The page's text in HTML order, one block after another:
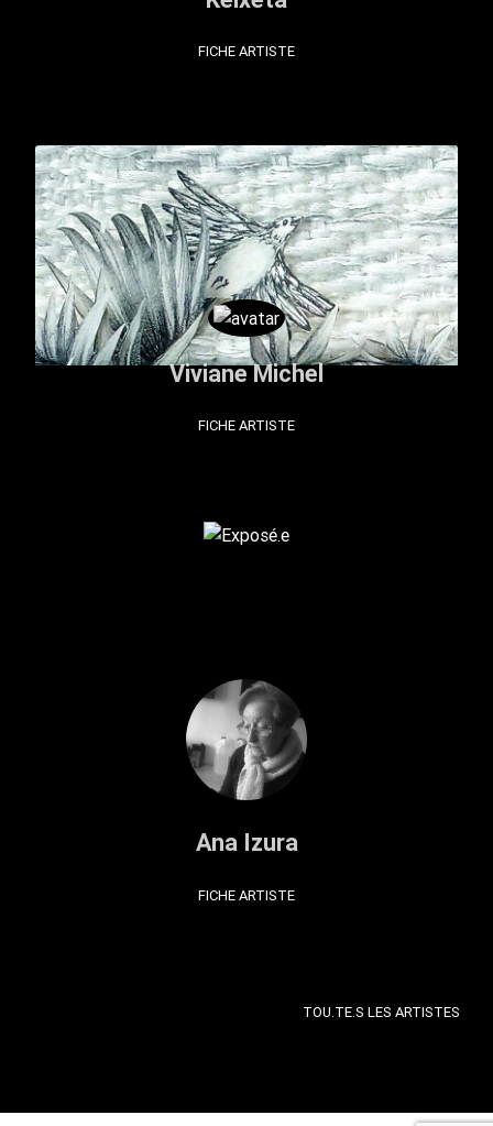
FICHE ARTISTE
Viviane Michel
FICHE ARTISTE
Ana Izura
FICHE ARTISTE
TOU.TE.S LES ARTISTES